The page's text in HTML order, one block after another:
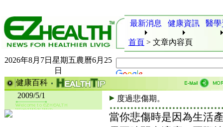
最新消息 健康資訊 醫
首頁 > 文章內容頁
2026年8月7日星期五農曆6月25
日
健康百科
2009/5/1
度過悲傷期。
當你悲傷時是因為生活